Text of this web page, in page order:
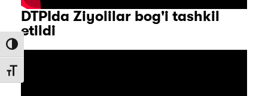
Toggle High Contrast
Toggle Font size
DTPIda Ziyolilar bog'i tashkil
etildi